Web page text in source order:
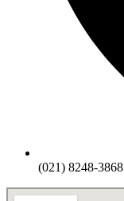
(021) 8248-3868